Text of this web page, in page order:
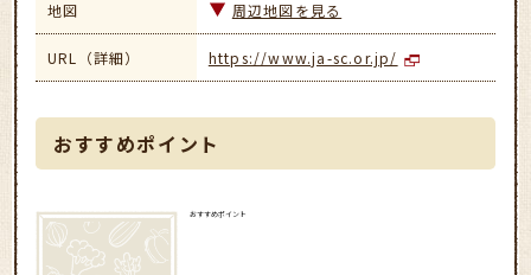
地図 周辺地図を見る
URL（詳細） https://www.ja-sc.or.jp/
おすすめポイント
おすすめポイント